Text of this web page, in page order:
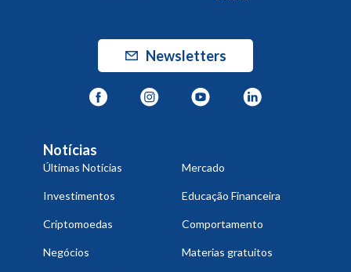
Newsletters
Notícias
Últimas Notícias Mercado
Investimentos Educação Financeira
Criptomoedas Comportamento
Negócios Materias gratuitos